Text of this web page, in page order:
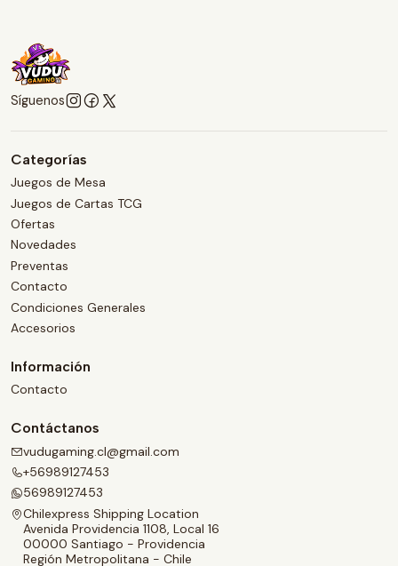
Síguenos
Categorías
Juegos de Mesa
Juegos de Cartas TCG
Ofertas
Novedades
Preventas
Contacto
Condiciones Generales
Accesorios
Información
Contacto
Contáctanos
vudugaming.cl@gmail.com
+56989127453
56989127453
Chilexpress Shipping Location
Avenida Providencia 1108, Local 16
00000 Santiago - Providencia
Región Metropolitana - Chile